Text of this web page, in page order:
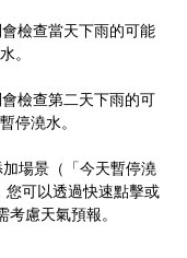
檢查當天下雨的可能
。
檢查第二天下雨的可
停澆水。
場景（「今天暫停澆
可以透過快速點擊或
慮天氣預報。